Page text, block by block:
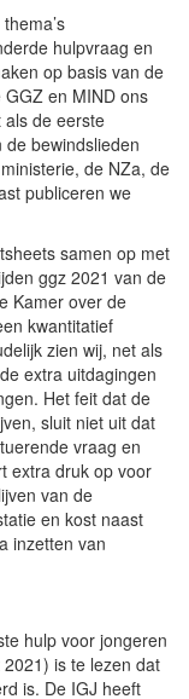
hulpvraag en
op basis van de
en MIND ons
als de eerste
bewindslieden
de NZa, de
publiceren we
samen op met
ggz 2021 van de
Kamer over de
kwantitatief
zien wij, net als
extra uitdagingen
Het feit dat de
sluit niet uit dat
vraag en
extra druk op voor
van de
en kost naast
inzetten van
hulp voor jongeren
is te lezen dat
is. De IGJ heeft